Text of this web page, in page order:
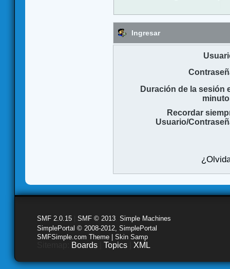
Ingresar
Duración de la sesión
Recordar
Usuario/
SMF 2.0.15 SMF © 2013 Simple Machines
SimplePortal © 2008-2012, SimplePortal
SMFSimple.com Theme | Skin Samp
Boards Topics XML